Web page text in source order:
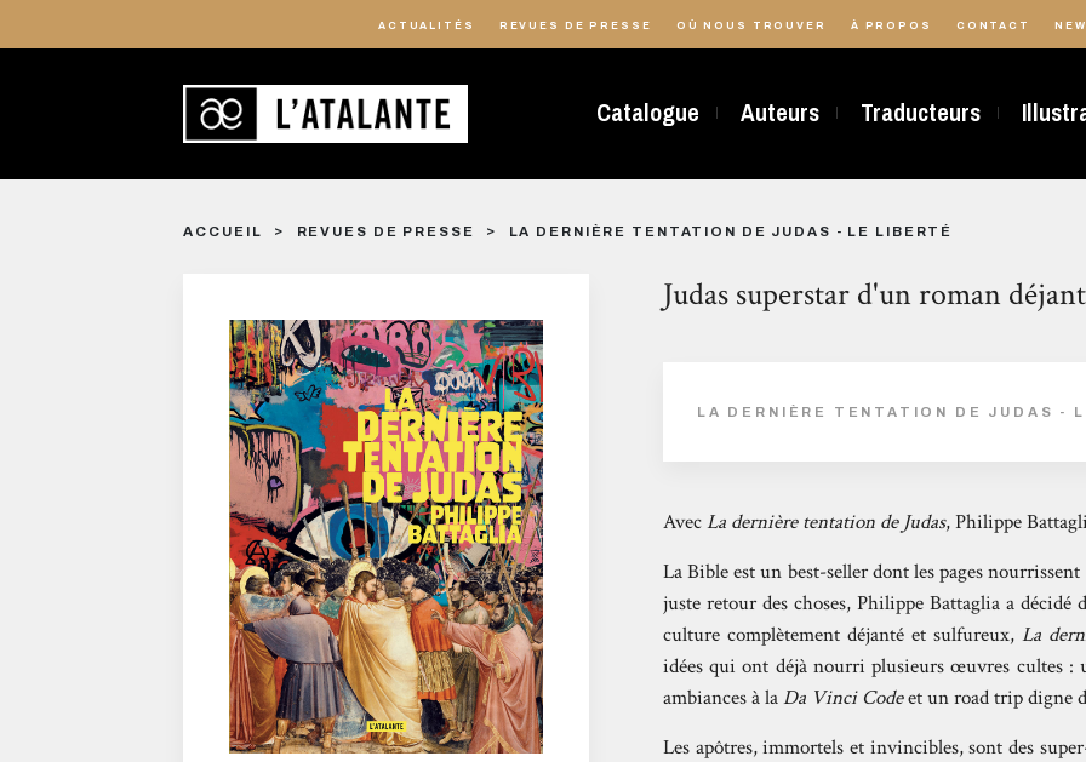
ACTUALITÉS REVUES DE PRESSE OÙ NOUS TROUVER À PROPOS CONTACT
Catalogue Auteurs Traducteurs
ACCUEIL REVUES DE PRESSE LA DERNIÈRE TENTATION DE JUDAS - LE LIBERTÉ
Judas superstar d'un roman
LA DERNIÈRE TENTATION DE JUDAS -
AvecLa dernière tentation de Judas, Philippe
La Bible est un best-seller dont les pages
juste retour des choses, Philippe Battaglia a
culture complètement déjanté et sulfureux,La
idées qui ont déjà nourri plusieurs œuvres cultes :
ambiances à laDa Vinci Codeet un road trip digne
Les apôtres, immortels et invincibles, sont des